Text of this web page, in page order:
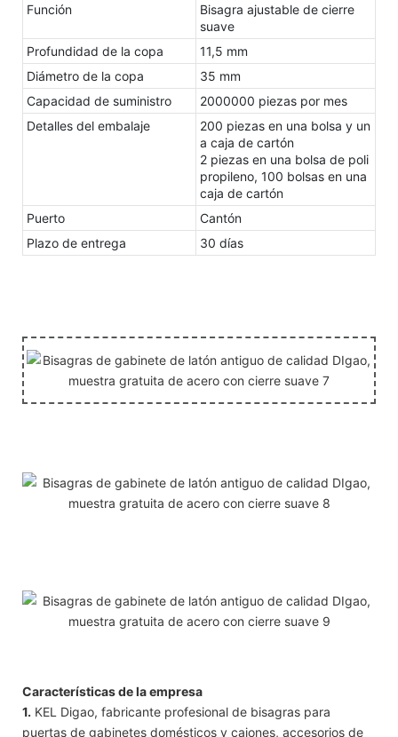
Función
Bisagra ajustable de cierre
suave
Profundidad de la copa
11,5 mm
Diámetro de la copa
35 mm
Capacidad de suministro
2000000 piezas por mes
Detalles del embalaje
200 piezas en una bolsa y un
a caja de cartón
2 piezas en una bolsa de poli
propileno, 100 bolsas en una
caja de cartón
Puerto
Cantón
Plazo de entrega
30 días
Características de la empresa
1. KEL Digao, fabricante profesional de bisagras para
puertas de gabinetes domésticos y cajones, accesorios de